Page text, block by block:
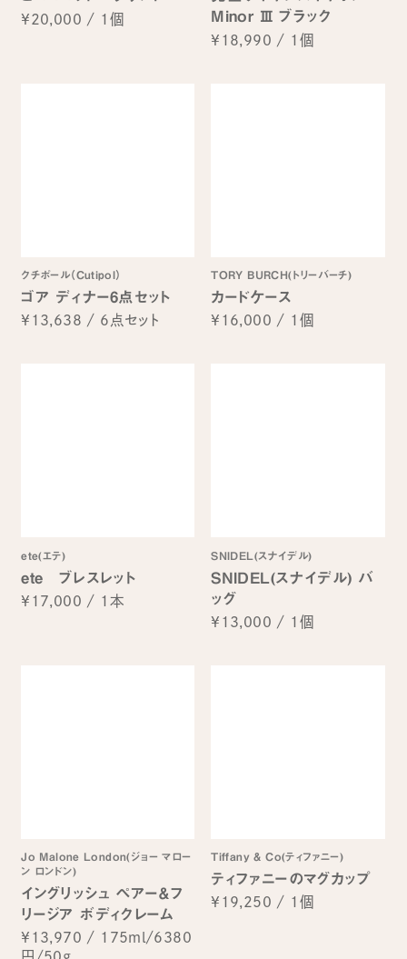
¥20,000 / 1個
Minor Ⅲ ブラック
¥18,990 / 1個
クチポール（Cutipol）
ゴア ディナー6点セット
¥13,638 / 6点セット
TORY BURCH(トリーバーチ)
カードケース
¥16,000 / 1個
ete(エテ)
ete ブレスレット
¥17,000 / 1本
SNIDEL(スナイデル)
SNIDEL(スナイデル) バ
ッグ
¥13,000 / 1個
Jo Malone London(ジョー マロー
ン ロンドン)
イングリッシュ ペアー＆フ
リージア ボディクレーム
¥13,970 / 175ml/6380
Tiffany & Co(ティファニー)
ティファニーのマグカップ
¥19,250 / 1個